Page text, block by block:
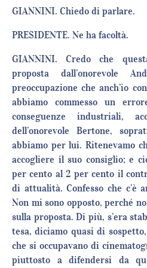
GIANNINI. Chiedo di parlare.
PRESIDENTE. Ne ha facoltà.
GIANNINI. Credo che
proposta dall’onorevole
preoccupazione che anch’io
abbiamo commesso un
conseguenze industriali,
dell’onorevole Bertone,
abbiamo per lui. Ritenevamo
accogliere il suo consiglio; e
per cento al 2 per cento il
di attualità. Confesso che c’è
Non mi sono opposto, perché
sulla proposta. Di più, s’era
tesa, diciamo quasi di
che si occupavano di
piuttosto a difendersi da